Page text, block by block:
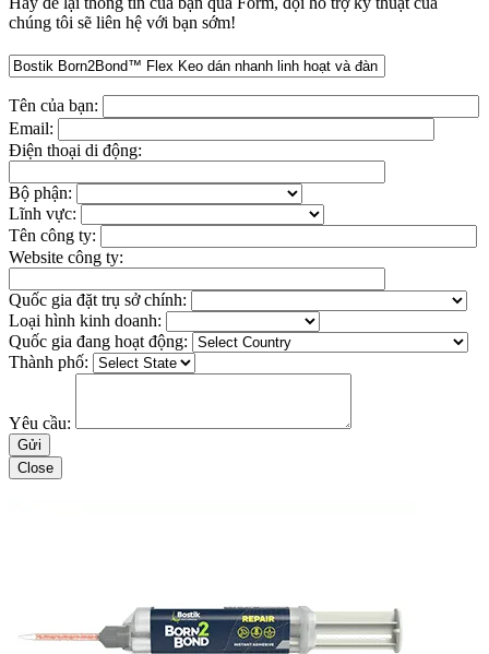
chúng tôi sẽ liên hệ với bạn sớm!
Tên của bạn:
Email:
Điện thoại di động:
Bộ phận:
Lĩnh vực:
Tên công ty:
Website công ty:
Quốc gia đặt trụ sở chính:
Loại hình kinh doanh:
Quốc gia đang hoạt động:
Thành phố:
Yêu cầu:
Close